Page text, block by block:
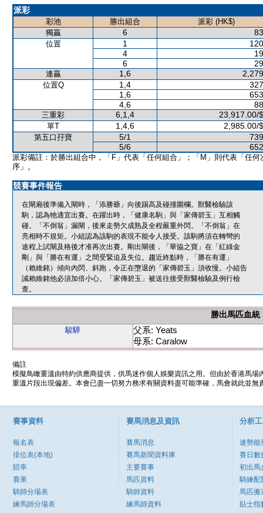
派彩
彩池 勝出組合
派彩 (HK$)
獨贏
6
位置 1
4
6
連贏 1,6
位置Q 1,4
1,6
4,6
三重彩 6,1,4 23,917.00/
單T 1,4,6 2,985.00/
第五口孖寶 5/1
5/6
派彩備註：於勝出組合中，「F」代表「任何組合」；「M」則代表「任何
序」。
競賽事件報告
在閘廂後準備入閘時，「添勝爺」向後踢高及碰撞圍欄。獸醫檢驗該
駒，認為牠適宜出賽。在躍出時，「健康名駒」與「家傳碧玉」互相觸
碰。「不倒翁」漏閘，後來走勢欠成熟及全程嚴重外閃。「不倒翁」在
亮相時不規矩。小組認為該駒的表現不能令人接受。該駒將須在轉彎的
途程上試閘及格後才准再次出賽。剛出閘後，「華協之寶」在「紅綠金
剛」與「勝在有運」之間受緊迫及失位。趨近終點時，「勝在有運」
（賴維銘）傾向內閃、斜跑，令正在墮退的「家傳碧玉」須收慢。小組告
誡賴維銘他必須加倍小心。「家傳碧玉」被送往接受獸醫檢驗及例行檢
查。
勝出馬匹血統
駿驊
父系: Yeats
母系: Caralow
備註
模擬鳥瞰重溫由特約供應商提供，供馬迷作個人娛樂資訊之用。但由於香港馬
重溫片段出現偏差。本會已盡一切努力務求有關資料盡可能準確，馬會就此並
賽事資料
報名表
排位表(本地)
賠率
賽果
騎師分場表
練馬師分場表
賽馬消息及資訊
賽馬消息
賽馬新聞資料庫
主要賽事
馬匹資料
騎師資料
練馬師資料
分析
速勢能
賽日數
初出馬
騎練配
馬匹搬
貼士指